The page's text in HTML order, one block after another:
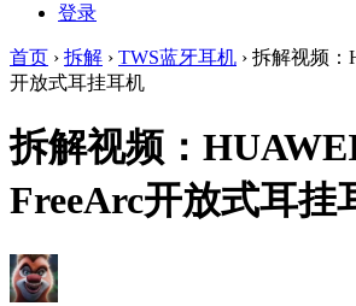
登录
首页 › 拆解 › TWS蓝牙耳机 › 拆解视频：
开放式耳挂耳机
拆解视频：
FreeArc开放式耳挂